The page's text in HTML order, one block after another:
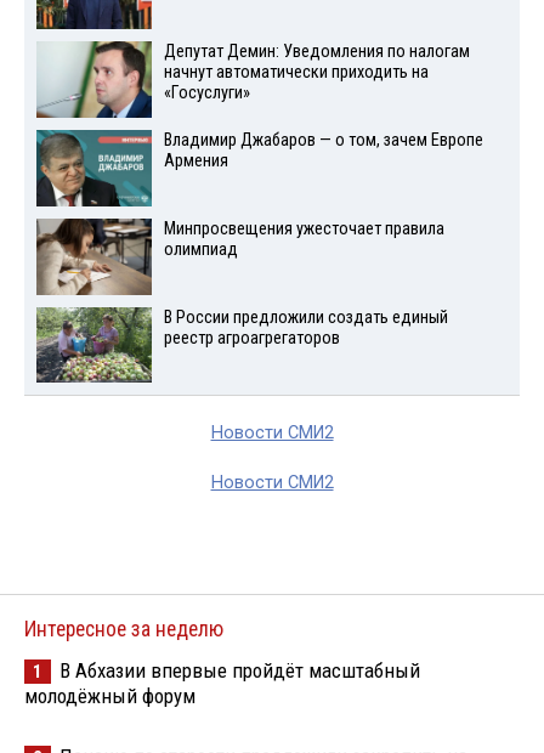
Депутат Демин: Уведомления по налогам
начнут автоматически приходить на
«Госуслуги»
Владимир Джабаров — о том, зачем Европе
Армения
Минпросвещения ужесточает правила
олимпиад
В России предложили создать единый
реестр агроагрегаторов
Новости СМИ2
Новости СМИ2
Интересное за неделю
1
В Абхазии впервые пройдёт масштабный
молодёжный форум